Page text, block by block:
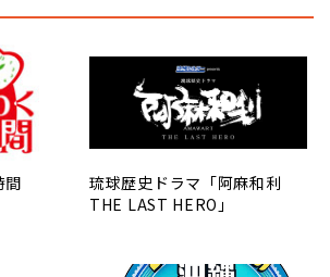
間
琉球歴史ドラマ「阿麻和利
THE LAST HERO」